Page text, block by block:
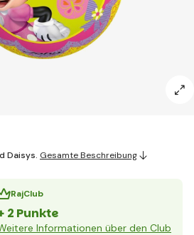
Daisys. Gesamte Beschreibung
RajClub
2 Punkte
Informationen über den Club